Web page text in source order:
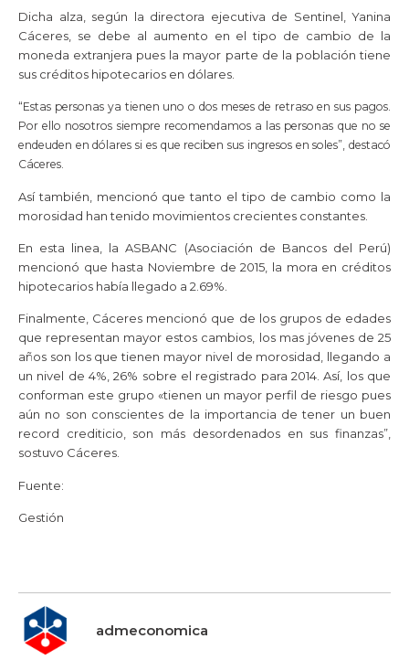
Dicha alza, según la directora ejecutiva de Sentinel, Yanina
Cáceres, se debe al aumento en el tipo de cambio de la
moneda extranjera pues la mayor parte de la población tiene
sus créditos hipotecarios en dólares.
“Estas personas ya tienen uno o dos meses de retraso en sus pagos.
Por ello nosotros siempre recomendamos a las personas que no se
endeuden en dólares si es que reciben sus ingresos en soles”, destacó
Cáceres.
Así también, mencionó que tanto el tipo de cambio como la
morosidad han tenido movimientos crecientes constantes.
En esta linea, la ASBANC (Asociación de Bancos del Perú)
mencionó que hasta Noviembre de 2015, la mora en créditos
hipotecarios había llegado a 2.69%.
Finalmente, Cáceres mencionó que de los grupos de edades
que representan mayor estos cambios, los mas jóvenes de 25
años son los que tienen mayor nivel de morosidad, llegando a
un nivel de 4%, 26% sobre el registrado para 2014. Así, los que
conforman este grupo «tienen un mayor perfil de riesgo pues
aún no son conscientes de la importancia de tener un buen
record crediticio, son más desordenados en sus finanzas”,
sostuvo Cáceres.
Fuente:
Gestión
admeconomica